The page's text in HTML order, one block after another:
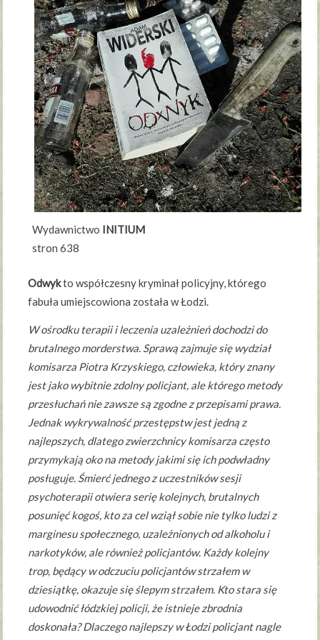
Wydawnictwo INITIUM
stron 638
Odwykto współczesny kryminał policyjny, którego
fabuła umiejscowiona została w Łodzi.
W ośrodku terapii i leczenia uzależnień dochodzi do
brutalnego morderstwa. Sprawą zajmuje się wydział
komisarza Piotra Krzyskiego, człowieka, który znany
jest jako wybitnie zdolny policjant, ale którego metody
przesłuchań nie zawsze są zgodne z przepisami prawa.
Jednak wykrywalność przestępstw jest jedną z
najlepszych, dlatego zwierzchnicy komisarza często
przymykają oko na metody jakimi się ich podwładny
posługuje. Śmierć jednego z uczestników sesji
psychoterapii otwiera serię kolejnych, brutalnych
posunięć kogoś, kto za cel wziął sobie nie tylko ludzi z
marginesu społecznego, uzależnionych od alkoholu i
narkotyków, ale również policjantów. Każdy kolejny
trop, będący w odczuciu policjantów strzałem w
dziesiątkę, okazuje się ślepym strzałem. Kto stara się
udowodnić łódzkiej policji, że istnieje zbrodnia
doskonała? Dlaczego najlepszy w Łodzi policjant nagle